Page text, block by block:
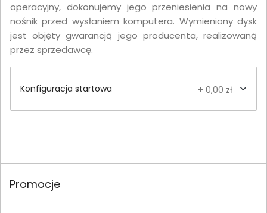
operacyjny, dokonujemy jego przeniesienia na nowy
nośnik przed wysłaniem komputera. Wymieniony dysk
jest objęty gwarancją jego producenta, realizowaną
przez sprzedawcę.
Konfiguracja startowa + 0,00 zł
Promocje